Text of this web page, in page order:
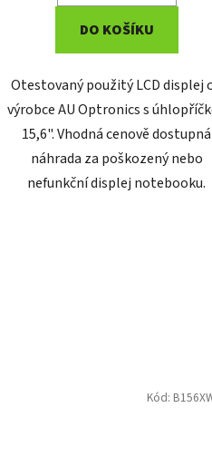
DO KOŠÍKU
Otestovaný použitý LCD displej
výrobce AU Optronics s
15,6". Vhodná cenově dostupná
náhrada za poškozený nebo
nefunkční displej notebooku.
Kód: